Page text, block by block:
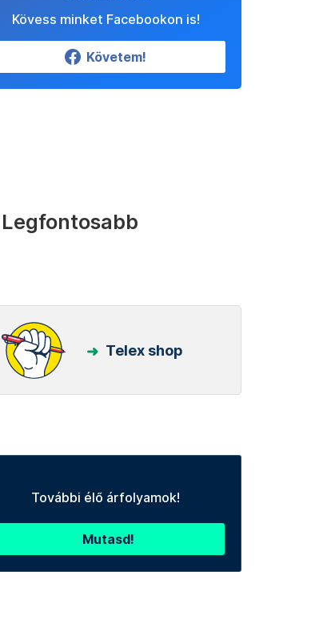
Kövess minket Facebookon is!
Követem!
Legfontosabb
Telex shop
További élő árfolyamok!
Mutasd!